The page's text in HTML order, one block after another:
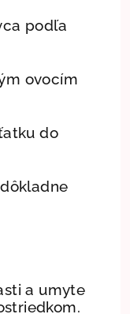
podľa
ovocím
do
a umyte